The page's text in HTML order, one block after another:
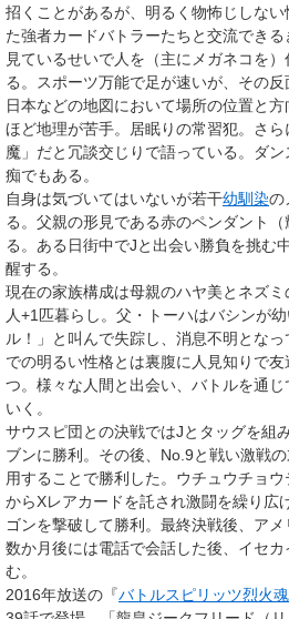
招くことがあるが、明るく物怖じしな
た強者カードバトラーたちと交流でき
見ているせいで人を（主にメガネコを
る。スポーツ万能で足が速いが、その
日本などの地図において場所の位置と
ほど地理が苦手。居眠りの常習犯。さ
魔」だと冗談交じりで語っている。ダ
痴でもある。
自身は気づいてはいないが若干幼馴染の
る。父親の形見である赤のペンダント
る。ある日街中でJと出会い勝負を挑む
醒する。
現在の家族構成は母親のハヤ美とネズ
人+1匹暮らし。父・トーハはバシンが
ル！」と叫んで失踪し、消息不明とな
での明るい性格とは裏腹に人見知りで
つ。様々な人間と出会い、バトルを通
いく。
サウスピ団との決戦ではJとタッグを組
ブンに勝利。その後、No.9と戦い激戦
用することで勝利した。ウチュウチョ
からXレアカードを託され激闘を繰り広
ゴンを撃破して勝利。最終決戦後、アメ
数か月後には電話で会話した後、イセ
む。
2016年放送の『バトルスピリッツ烈火